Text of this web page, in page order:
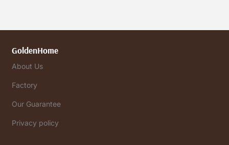
GoldenHome
About Us
Factory
Our Guarantee
Privacy policy